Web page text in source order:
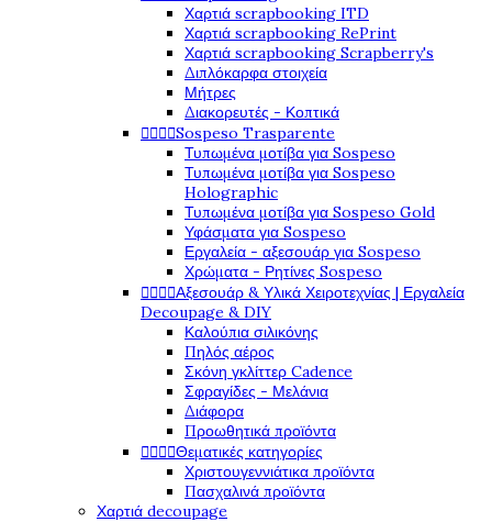
Χαρτιά scrapbooking ITD
Χαρτιά scrapbooking RePrint
Χαρτιά scrapbooking Scrapberry's
Διπλόκαρφα στοιχεία
Μήτρες
Διακορευτές - Κοπτικά
Sospeso Trasparente
Τυπωμένα μοτίβα για Sospeso
Τυπωμένα μοτίβα για Sospeso
Holographic
Τυπωμένα μοτίβα για Sospeso Gold
Υφάσματα για Sospeso
Εργαλεία - αξεσουάρ για Sospeso
Χρώματα - Ρητίνες Sospeso
Αξεσουάρ & Υλικά Χειροτεχνίας | Εργαλεία
Decoupage & DIY
Καλούπια σιλικόνης
Πηλός αέρος
Σκόνη γκλίττερ Cadence
Σφραγίδες - Μελάνια
Διάφορα
Προωθητικά προϊόντα
Θεματικές κατηγορίες
Χριστουγεννιάτικα προϊόντα
Πασχαλινά προϊόντα
Χαρτιά decoupage